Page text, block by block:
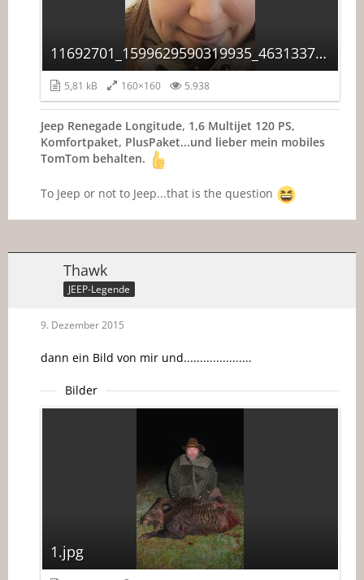
11692701_1599629590319935_463133723976282851_n.jpg
5,81 kB 160×160 5.938
Jeep Renegade Longitude, 1,6 Multijet 120 PS,
Komfortpaket, PlusPaket...und lieber mein mobiles
TomTom behalten.
To Jeep or not to Jeep...that is the question
Thawk
JEEP-Legende
9. Dezember 2015
dann ein Bild von mir und.....................
Bilder
1.jpg